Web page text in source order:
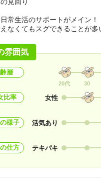
常生活のサポートがメイン！
なくてもスグできることが多
雰囲気
層
20代 30
比率 女性
様子 活気あり
仕方 テキパキ